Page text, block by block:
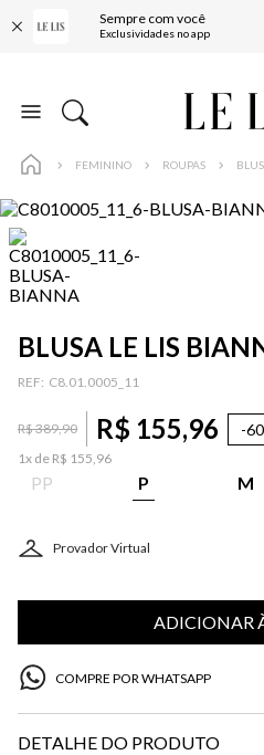
Sempre com você
Exclusividades no appFRETE
10% OFF NA
FRETE
FEMININO ROUPAS
BLUSA LE LIS
: C8.01.0005_11
R$389,90 R$ 155,96 -
1x de R$ 155,96
PP P M
Provador Virtual
ADICIONAR
COMPRE POR WHATSAPP
DETALHE DO PRODUTO